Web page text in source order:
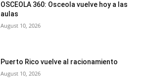
OSCEOLA 360: Osceola vuelve hoy a las
aulas
August 10, 2026
Puerto Rico vuelve al racionamiento
August 10, 2026